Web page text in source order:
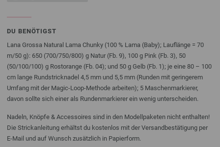
DU BENÖTIGST
Lana Grossa Natural Lama Chunky (100 % Lama (Baby); Lauflänge = 70
m/50 g): 650 (700/750/800) g Natur (Fb. 9), 100 g Pink (Fb. 3), 50
(50/100/100) g Rostorange (Fb. 04); und 50 g Gelb (Fb. 1); je eine 80 – 100
cm lange Rundstricknadel 4,5 mm und 5,5 mm (Runden mit geringerem
Umfang mit der Magic-Loop-Methode arbeiten); 5 Maschenmarkierer,
davon sollte sich einer als Rundenmarkierer ein wenig unterscheiden.
Nadeln, Knöpfe & Accessoires sind in den Modellpaketen nicht enthalten!
Die Strickanleitung erhältst du kostenlos mit der Versandbestätigung per
E-Mail und auf Wunsch zusätzlich in Papierform.